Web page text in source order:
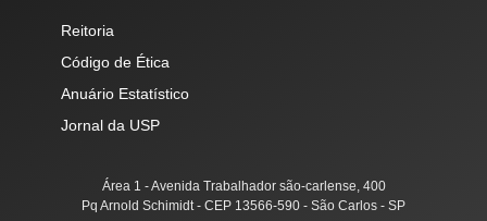
Reitoria
Código de Ética
Anuário Estatístico
Jornal da USP
Área 1 - Avenida Trabalhador são-carlense, 400
Pq Arnold Schimidt - CEP 13566-590 - São Carlos - SP